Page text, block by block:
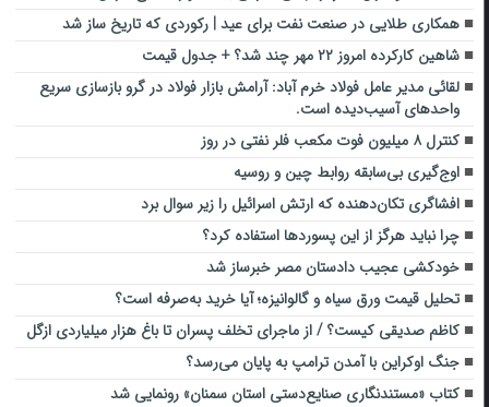
همکاری طلایی در صنعت نفت برای عید | رکوردی که تاریخ‌ ساز شد
شاهین کارکرده امروز ۲۲ مهر چند شد؟ + جدول قیمت
لقائی مدیر عامل فولاد خرم آباد: آرامش بازار فولاد در گرو بازسازی سریع
واحدهای آسیب‌دیده است.
کنترل ۸ میلیون فوت مکعب فلر نفتی در روز
اوج‌گیری بی‌سابقه روابط چین و روسیه
افشاگری تکان‌دهنده که ارتش اسرائیل را زیر سوال برد
چرا نباید هرگز از این پسوردها استفاده کرد؟
خودکشی عجیب دادستان مصر خبرساز شد
تحلیل قیمت ورق سیاه و گالوانیزه؛ آیا خرید به‌صرفه است؟
کاظم صدیقی کیست؟ / از ماجرای تخلف پسران تا باغ هزار میلیاردی ازگل
جنگ اوکراین با آمدن ترامپ به پایان می‌رسد؟
کتاب «مستندنگاری صنایع‌دستی استان سمنان» رونمایی شد